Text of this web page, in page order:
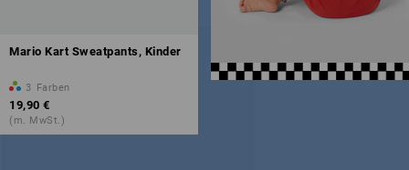
Mario Kart Sweatpants, Kinder
3 Farben
19,90 €
(m. MwSt.)